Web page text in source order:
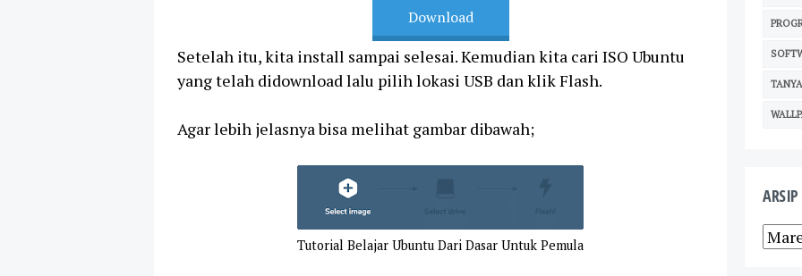
Download
Setelah itu, kita install sampai selesai. Kemudian kita cari ISO Ubuntu
yang telah didownload lalu pilih lokasi USB dan klik Flash.
Agar lebih jelasnya bisa melihat gambar dibawah;
Tutorial Belajar Ubuntu Dari Dasar Untuk Pemula
ARSIP